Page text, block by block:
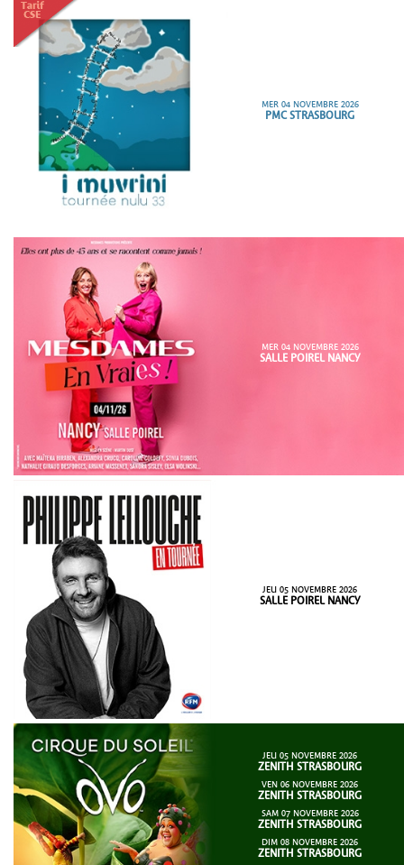
MER 04 NOVEMBRE 2026
PMC STRASBOURG
MER 04 NOVEMBRE 2026
SALLE POIREL NANCY
JEU 05 NOVEMBRE 2026
SALLE POIREL NANCY
JEU 05 NOVEMBRE 2026
ZENITH STRASBOURG
VEN 06 NOVEMBRE 2026
ZENITH STRASBOURG
SAM 07 NOVEMBRE 2026
ZENITH STRASBOURG
DIM 08 NOVEMBRE 2026
ZENITH STRASBOURG